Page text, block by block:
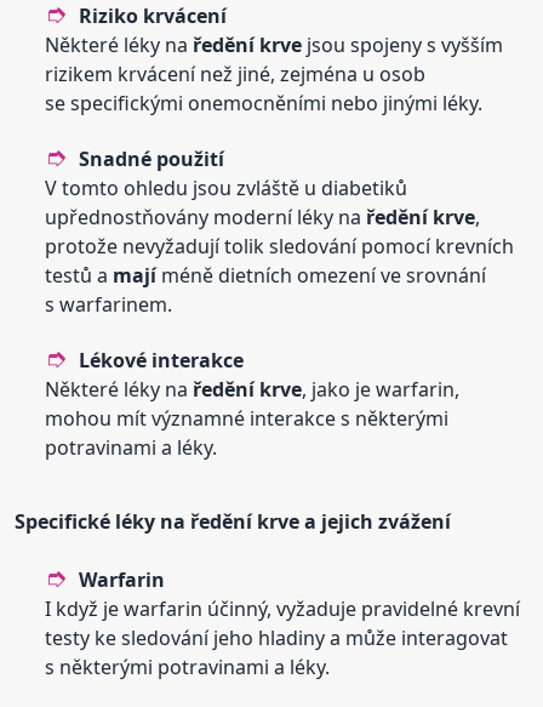
Riziko krvácení
Některé léky naředění krve jsou spojeny s vyšším
rizikem krvácení než jiné, zejména u osob
se specifickými onemocněními nebo jinými léky.
Snadné použití
V tomto ohledu jsou zvláště u diabetiků
upřednostňovány moderní léky naředění krve,
protože nevyžadují tolik sledování pomocí krevních
testů a majíméně dietních omezení ve srovnání
s warfarinem.
Lékové interakce
Některé léky naředění krve, jako je warfarin,
mohou mít významné interakce s některými
potravinami a léky.
Specifické léky naředění krvea jejich zvážení
Warfarin
I když je warfarin účinný, vyžaduje pravidelné krevní
testy ke sledování jeho hladiny a může interagovat
s některými potravinami a léky.